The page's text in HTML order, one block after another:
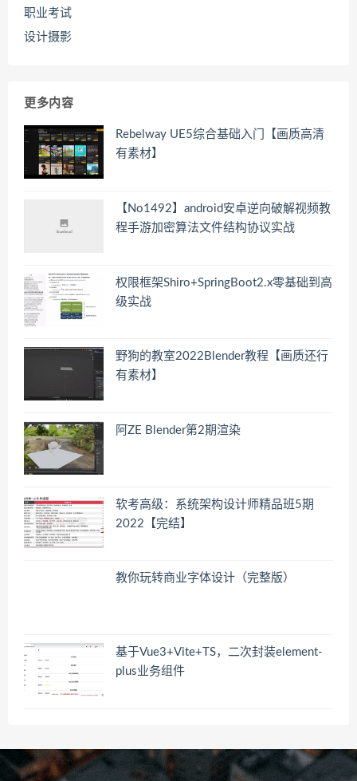
职业考试
设计摄影
更多内容
Rebelway UE5综合基础入门【画质高清
有素材】
【No1492】android安卓逆向破解视频教
程手游加密算法文件结构协议实战
权限框架Shiro+SpringBoot2.x零基础到高
级实战
野狗的教室2022Blender教程【画质还行
有素材】
阿ZE Blender第2期渲染
软考高级：系统架构设计师精品班5期
2022【完结】
教你玩转商业字体设计（完整版）
基于Vue3+Vite+TS，二次封装element-
plus业务组件